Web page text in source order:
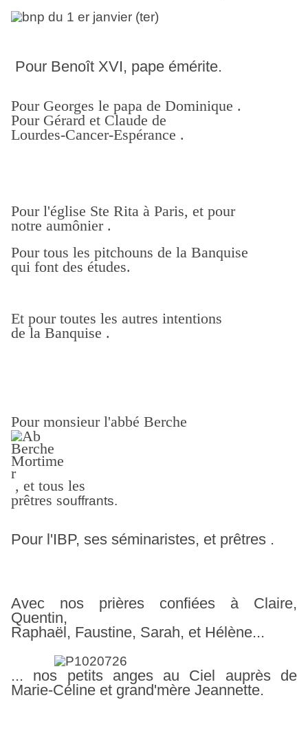
Pour Benoît XVI, pape émérite.
Pour Georges le papa de Dominique .
Pour Gérard et Claude de
Lourdes-Cancer-Espérance .
Pour l'église Ste Rita à Paris, et pour
notre aumônier .
Pour tous les pitchouns de la Banquise
qui font des études.
Et pour toutes les autres intentions
de la Banquise .
Pour monsieur l'abbé Berche
, et tous les
prêtres souffrants.
Pour l'IBP, ses séminaristes, et prêtres .
Avec nos prières confiées à Claire,
Quentin,
Raphaël, Faustine, Sarah, et Hélène...
... nos petits anges au Ciel auprès de
Marie-Céline et grand'mère Jeannette.